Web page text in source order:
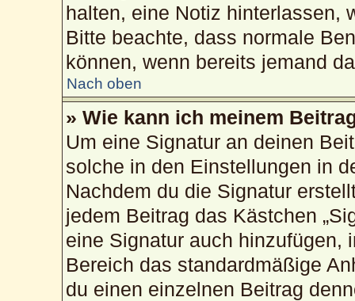
halten, eine Notiz hinterlassen,
Bitte beachte, dass normale
können, wenn bereits jemand
Nach oben
» Wie kann ich meinem
Um eine Signatur an deinen
solche in den Einstellungen in
Nachdem du die Signatur
jedem Beitrag das Kästchen
eine Signatur auch hinzufügen,
Bereich das standardmäßige
du einen einzelnen Beitrag